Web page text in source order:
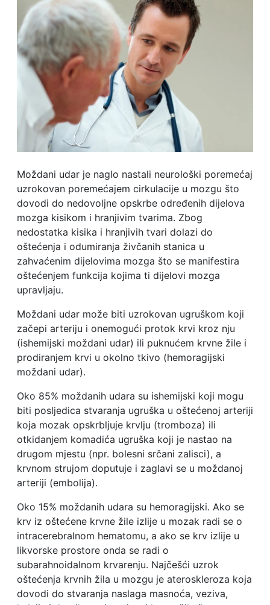
Moždani udar je naglo nastali neurološki poremećaj
uzrokovan poremećajem cirkulacije u mozgu što
dovodi do nedovoljne opskrbe određenih dijelova
mozga kisikom i hranjivim tvarima. Zbog
nedostatka kisika i hranjivih tvari dolazi do
oštećenja i odumiranja živčanih stanica u
zahvaćenim dijelovima mozga što se manifestira
oštećenjem funkcija kojima ti dijelovi mozga
upravljaju.
Moždani udar može biti uzrokovan ugruškom koji
začepi arteriju i onemogući protok krvi kroz nju
(ishemijski moždani udar) ili puknućem krvne žile i
prodiranjem krvi u okolno tkivo (hemoragijski
moždani udar).
Oko 85% moždanih udara su ishemijski koji mogu
biti posljedica stvaranja ugruška u oštećenoj arteriji
koja mozak opskrbljuje krvlju (tromboza) ili
otkidanjem komadića ugruška koji je nastao na
drugom mjestu (npr. bolesni srčani zalisci), a
krvnom strujom doputuje i zaglavi se u moždanoj
arteriji (embolija).
Oko 15% moždanih udara su hemoragijski. Ako se
krv iz oštećene krvne žile izlije u mozak radi se o
intracerebralnom hematomu, a ako se krv izlije u
likvorske prostore onda se radi o
subarahnoidalnom krvarenju. Najčešći uzrok
oštećenja krvnih žila u mozgu je ateroskleroza koja
dovodi do stvaranja naslaga masnoća, veziva,